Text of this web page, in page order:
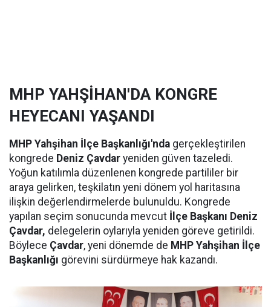
MHP YAHŞİHAN'DA KONGRE
HEYECANI YAŞANDI
MHP Yahşihan İlçe Başkanlığı'nda gerçekleştirilen
kongrede Deniz Çavdar yeniden güven tazeledi.
Yoğun katılımla düzenlenen kongrede partililer bir
araya gelirken, teşkilatın yeni dönem yol haritasına
ilişkin değerlendirmelerde bulunuldu. Kongrede
yapılan seçim sonucunda mevcut İlçe Başkanı Deniz
Çavdar, delegelerin oylarıyla yeniden göreve getirildi.
Böylece Çavdar, yeni dönemde de MHP Yahşihan İlçe
Başkanlığı görevini sürdürmeye hak kazandı.